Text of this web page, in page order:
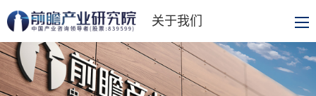
关于我们